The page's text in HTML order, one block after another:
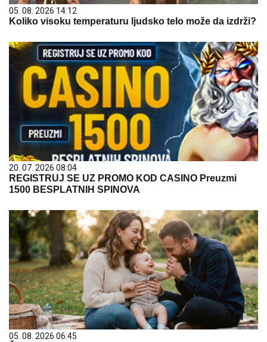
05. 08. 2026 14:12
Koliko visoku temperaturu ljudsko telo može da izdrži?
20. 07. 2026 08:04
REGISTRUJ SE UZ PROMO KOD CASINO Preuzmi
1500 BESPLATNIH SPINOVA
05. 08. 2026 06:45